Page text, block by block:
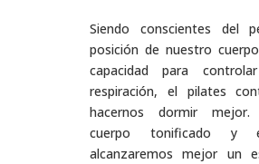
Siendo conscientes del
posición de nuestro
capacidad para
respiración, el pilates
hacernos dormir
cuerpo tonificado y
alcanzaremos mejor un